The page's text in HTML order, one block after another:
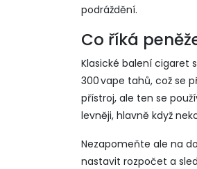
podráždění.
Co říká
Klasické balení cigaret
300 vape tahů, což se
přístroj, ale ten se
levněji, hlavně když
Nezapomeňte ale na
nastavit rozpočet a